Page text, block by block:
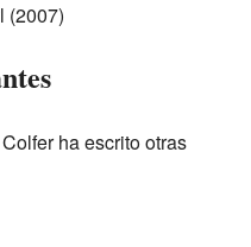
(2007)
ha escrito otras